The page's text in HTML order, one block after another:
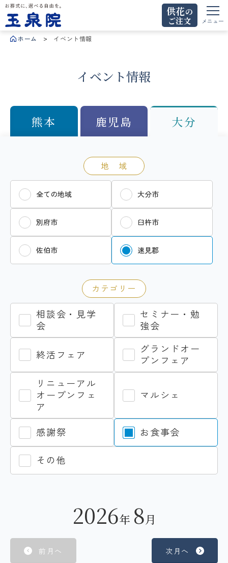
お葬式に、選べる自由を。玉泉院
供花の
ご注文
メニュー
ホーム イベント情報
イベント情報
熊本 鹿児島 大分
地 域
全ての地域 大分市
別府市 臼杵市
佐伯市 速見郡
カテゴリー
相談会・見学
会
セミナー・勉
強会
終活フェア
グランドオー
プンフェア
リニューアル
オープンフェ
ア
マルシェ
感謝祭 お食事会
その他
2026年 8月
前月へ 次月へ